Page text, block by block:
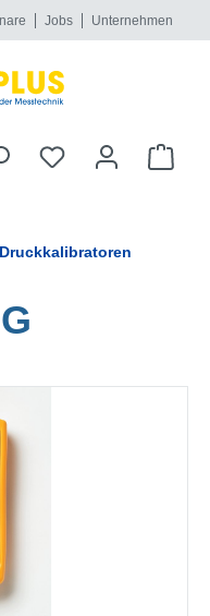
Jobs Unternehmen
Druckkalibratoren